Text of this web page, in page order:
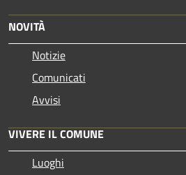
NOVITÀ
Notizie
Comunicati
Avvisi
VIVERE IL COMUNE
Luoghi